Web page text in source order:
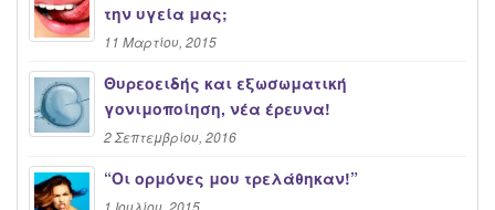
την υγεία μας;
11 Μαρτίου, 2015
Θυρεοειδής και εξωσωματική
γονιμοποίηση, νέα έρευνα!
2 Σεπτεμβρίου, 2016
“Oι ορμόνες μου τρελάθηκαν!”
1 Ιουλίου, 2015